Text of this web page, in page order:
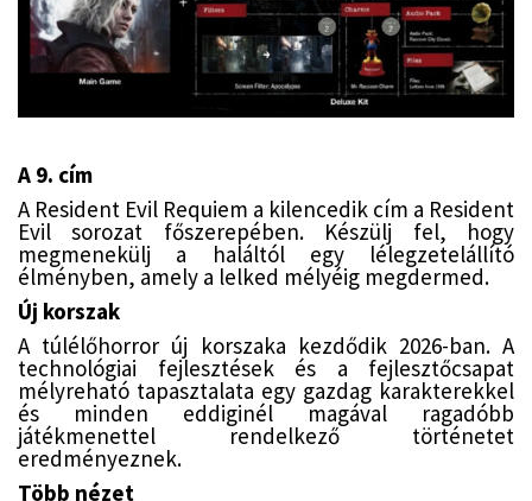
A 9. cím
A Resident Evil Requiem a kilencedik cím a Resident
Evil sorozat főszerepében. Készülj fel, hogy
megmenekülj a haláltól egy lélegzetelállító
élményben, amely a lelked mélyéig megdermed.
Új korszak
A túlélőhorror új korszaka kezdődik 2026-ban. A
technológiai fejlesztések és a fejlesztőcsapat
mélyreható tapasztalata egy gazdag karakterekkel
és minden eddiginél magával ragadóbb
játékmenettel rendelkező történetet
eredményeznek.
Több nézet